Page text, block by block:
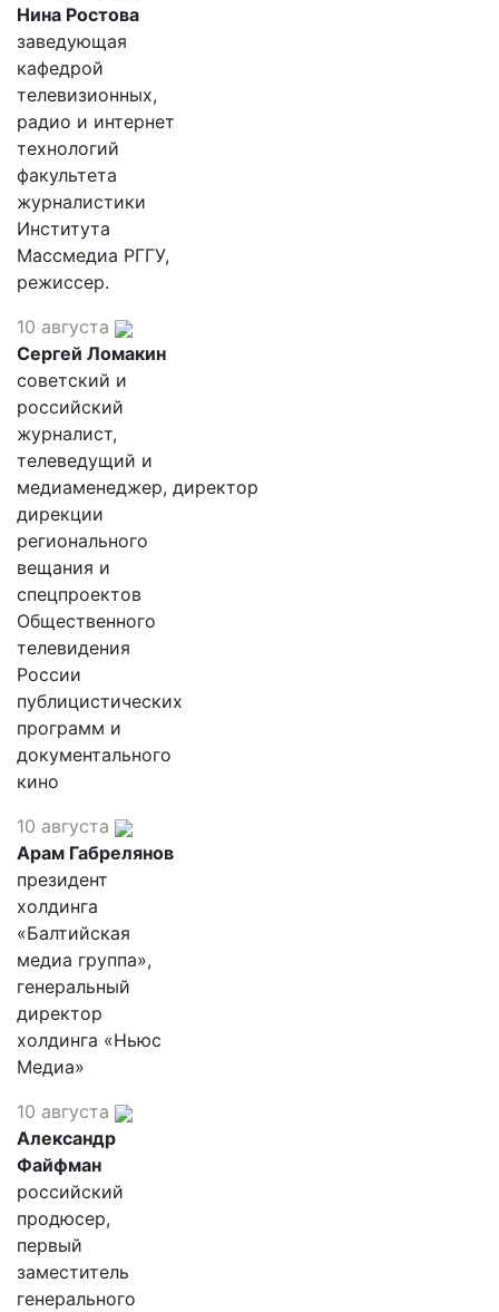
Нина Ростова
заведующая
кафедрой
телевизионных,
радио и интернет
технологий
факультета
журналистики
Института
Массмедиа РГГУ,
режиссер.
10 августа
Сергей Ломакин
советский и
российский
журналист,
телеведущий и
медиаменеджер, директор
дирекции
регионального
вещания и
спецпроектов
Общественного
телевидения
России
публицистических
программ и
документального
кино
10 августа
Арам Габрелянов
президент
холдинга
«Балтийская
медиа группа»,
генеральный
директор
холдинга «Ньюс
Медиа»
10 августа
Александр
Файфман
российский
продюсер,
первый
заместитель
генерального